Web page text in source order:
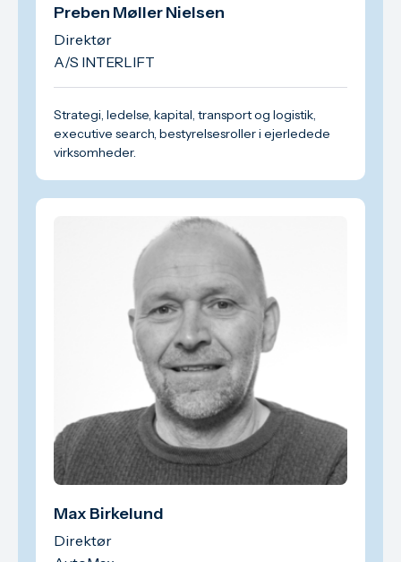
Preben Møller Nielsen
Direktør
A/S INTERLIFT
Strategi, ledelse, kapital, transport og logistik,
executive search, bestyrelsesroller i ejerledede
virksomheder.
Max Birkelund
Direktør